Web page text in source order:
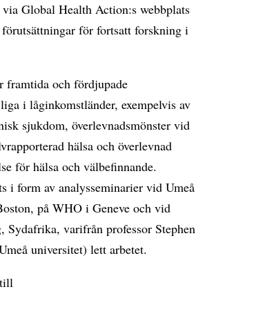
Global Health Action:s webbplats
för fortsatt forskning i
framtida och fördjupade
i låginkomstländer, exempelvis av
sjukdom, överlevnadsmönster vid
hälsa och överlevnad
för hälsa och välbefinnande.
i form av analysseminarier vid Umeå
på WHO i Geneve och vid
Sydafrika, varifrån professor Stephen
universitet) lett arbetet.